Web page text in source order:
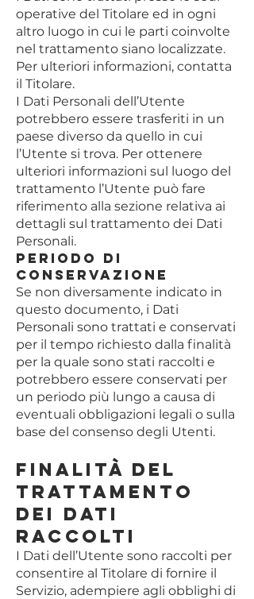
operative del Titolare ed in ogni
altro luogo in cui le parti coinvolte
nel trattamento siano localizzate.
Per ulteriori informazioni, contatta
il Titolare.
I Dati Personali dell’Utente
potrebbero essere trasferiti in un
paese diverso da quello in cui
l’Utente si trova. Per ottenere
ulteriori informazioni sul luogo del
trattamento l’Utente può fare
riferimento alla sezione relativa ai
dettagli sul trattamento dei Dati
Personali.
Periodo di
conservazione
Se non diversamente indicato in
questo documento, i Dati
Personali sono trattati e conservati
per il tempo richiesto dalla finalità
per la quale sono stati raccolti e
potrebbero essere conservati per
un periodo più lungo a causa di
eventuali obbligazioni legali o sulla
base del consenso degli Utenti.
Finalità del
Trattamento
dei Dati
raccolti
I Dati dell’Utente sono raccolti per
consentire al Titolare di fornire il
Servizio, adempiere agli obblighi di